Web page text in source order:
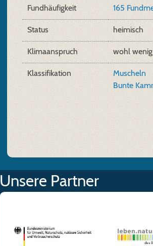
Fundhäufigkeit 165
Status heimisch
Klimaanspruch wohl
Klassifikation
Muscheln
Bunte
Unsere Partner